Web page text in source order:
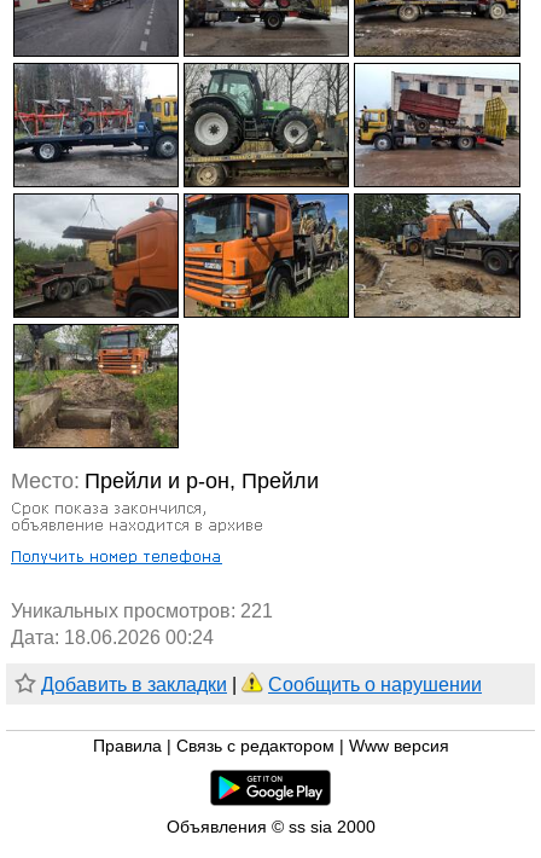
Место: Прейли и р-он, Прейли
Уникальных просмотров: 221
Дата: 18.06.2026 00:24
Добавить в закладки Сообщить о нарушении
Правила Связь с редактором Www версия
Объявления © ss sia 2000